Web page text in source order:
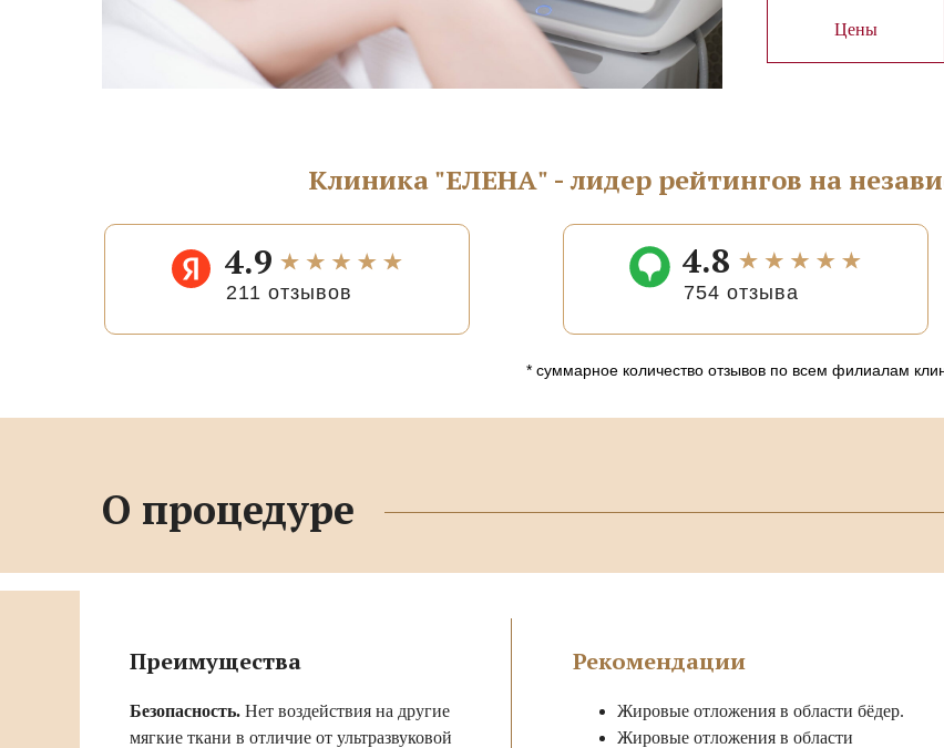
Цены
211 отзывов
4.9
754 отзыва
4.8
* суммарное количество отзывов по всем филиалам
Клиника "ЕЛЕНА" - лидер рейтингов на
О процедуре
Преимущества
Безопасность. Нет воздействия на другие
мягкие ткани в отличие от ультразвуковой
Рекомендации
Жировые отложения в области бёдер.
Жировые отложения в области